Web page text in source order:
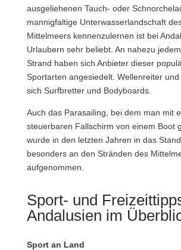
ausgeliehenen Tauch- oder
mannigfaltige Unterwasserlandschaft
Mittelmeers kennenzulernen ist bei
Urlaubern sehr beliebt. An nahezu
Strand haben sich Anbieter dieser
Sportarten angesiedelt. Wellenreiter
sich Surfbretter und Bodyboards.
Auch das Parasailing, bei dem man mit
steuerbaren Fallschirm von einem Boot
wurde in den letzten Jahren in das
besonders an den Stränden des
aufgenommen.
Sport- und
Andalusien im
Sport an Land